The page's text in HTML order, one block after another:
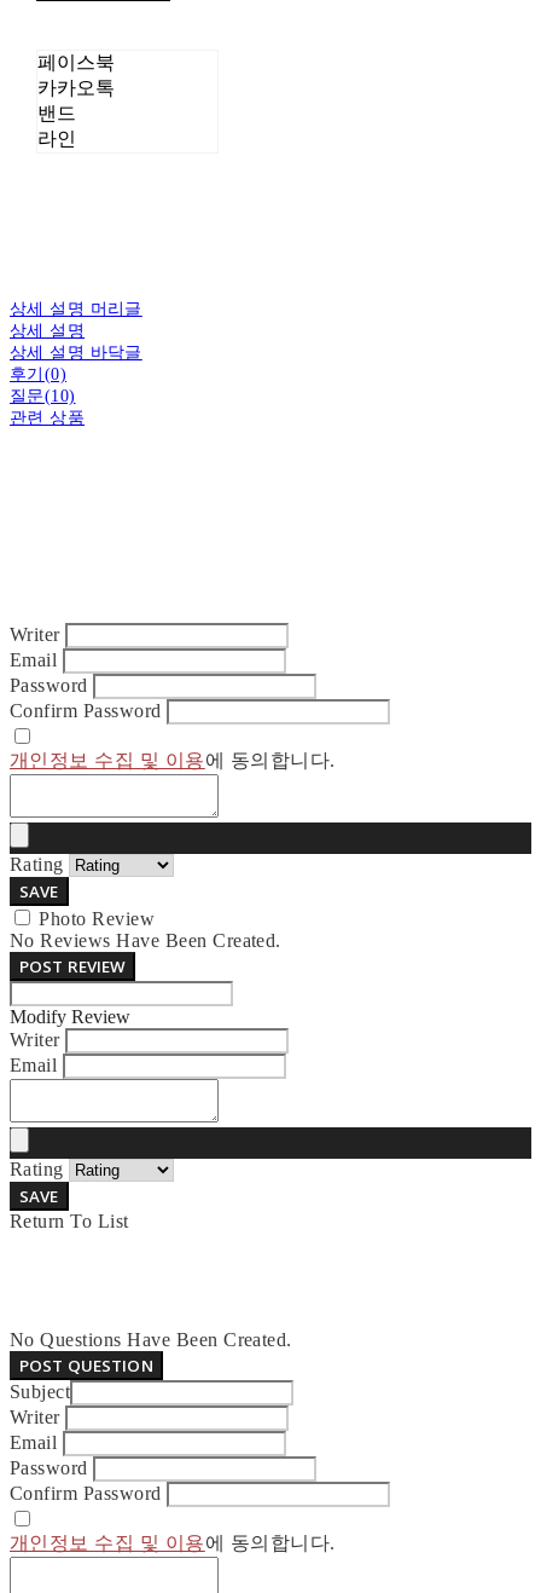
페이스북
카카오톡
밴드
라인
상세 설명 머리글
상세 설명
상세 설명 바닥글
후기(0)
질문(10)
관련 상품
Writer
Email
Password
Confirm Password
개인정보 수집 및 이용에 동의합니다.
Rating
SAVE
Photo Review
No Reviews Have Been Created.
POST REVIEW
Modify Review
Writer
Email
Rating
SAVE
Return To List
No Questions Have Been Created.
POST QUESTION
Subject
Writer
Email
Password
Confirm Password
개인정보 수집 및 이용에 동의합니다.